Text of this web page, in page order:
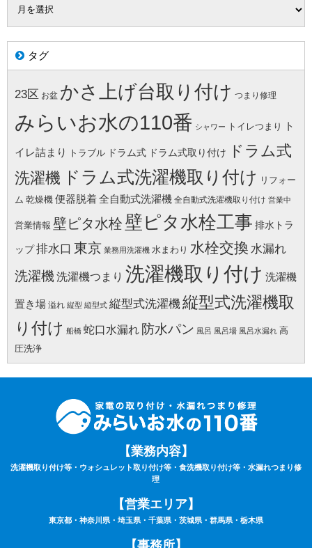
タグ
23区 お盆 かさ上げ台取り付け つまり修理
みらいお水の110番 シャワー トイレつまり ト
イレ詰まり トラブル ドラム式 ドラム式取り付け
ドラム式
洗濯機 ドラム式洗濯機取り付け リフォー
ム 乾燥機 便器脱着全自動式洗濯機 全自動式洗濯機取り付け 営業中
営業情報 壁ピタ水栓 壁ピタ水栓工事 排水トラ
ップ排水口 東京 業務用洗濯機 水まわり 水栓交換 水漏れ
洗濯機 洗濯機つまり 洗濯機取り付け 洗濯機
置き場 溢れ 縦型 縦型式 縦型式洗濯機 縦型式洗濯機取
り付け 船橋 蛇口水漏れ 防水パン 風呂 風呂場 風呂水漏れ 高
圧洗浄
【業務内容】
洗濯機取り付け等・ウォシュレット取り付け等・食洗機取り付け等・水漏れつまり修
理
【営業エリア】
東京都・神奈川県・埼玉県・千葉県・茨城県・群馬県・栃木県